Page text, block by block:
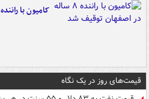
کامیون با راننده ۸ ساله در اصفهان توقیف شد
قیمت‌های روز در یک نگاه